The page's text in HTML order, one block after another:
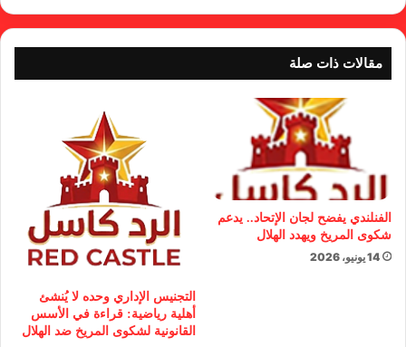
مقالات ذات صلة
الفنلندي يفضح لجان الإتحاد.. يدعم
شكوى المريخ ويهدد الهلال
14 يونيو، 2026
التجنيس الإداري وحده لا يُنشئ
أهلية رياضية: قراءة في الأسس
القانونية لشكوى المريخ ضد الهلال